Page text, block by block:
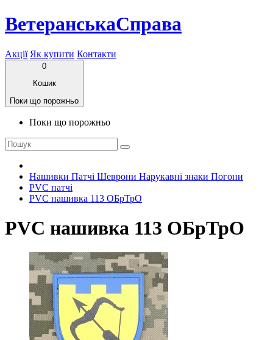
ВетеранськаСправа
Акції Як купити Контакти
0
Кошик
Поки що порожньо
Поки що порожньо
Нашивки Патчі Шеврони Нарукавні знаки Погони
PVC патчі
PVC нашивка 113 ОБрТрО
PVC нашивка 113 ОБрТрО